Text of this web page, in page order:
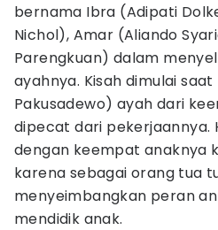
bernama Ibra (Adipati
Nichol), Amar (Aliando
Parengkuan) dalam
ayahnya. Kisah dimulai saat
Pakusadewo) ayah dari
dipecat dari pekerjaannya.
dengan keempat anaknya
karena sebagai orang tua
menyeimbangkan peran
mendidik anak.